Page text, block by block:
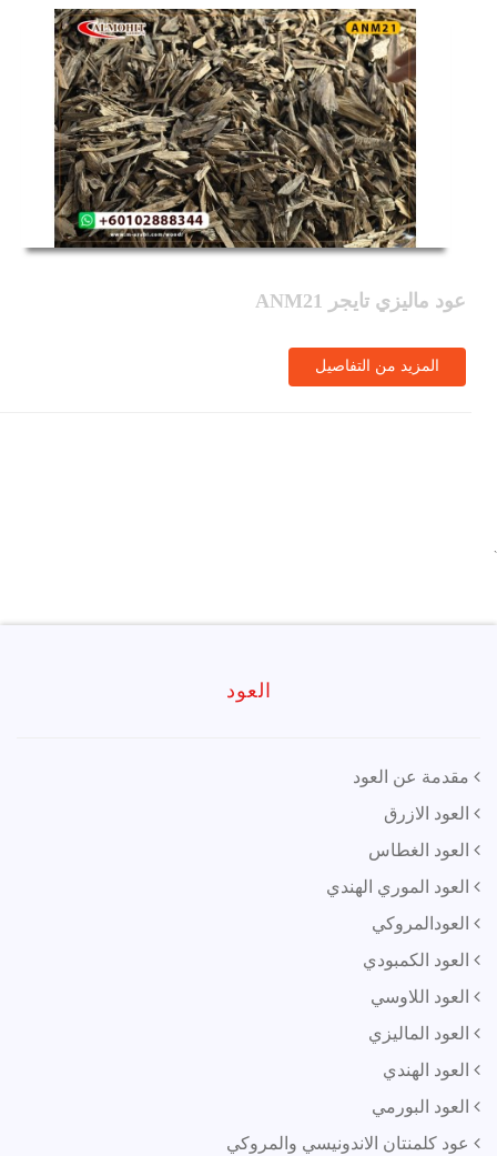
عود ماليزي تايجر ANM21
المزيد من التفاصيل
`
العود
مقدمة عن العود
العود الازرق
العود الغطاس
العود الموري الهندي
العودالمروكي
العود الكمبودي
العود اللاوسي
العود الماليزي
العود الهندي
العود البورمي
عود كلمنتان الاندونيسي والمروكي